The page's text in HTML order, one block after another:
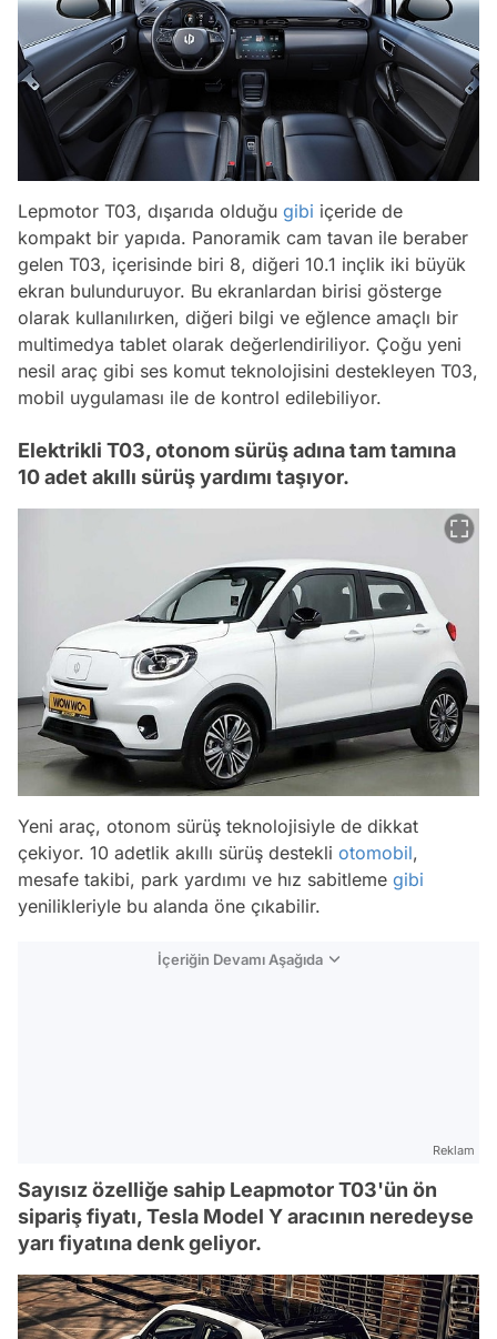
Lepmotor T03, dışarıda olduğu gibi içeride de
kompakt bir yapıda. Panoramik cam tavan ile beraber
gelen T03, içerisinde biri 8, diğeri 10.1 inçlik iki büyük
ekran bulunduruyor. Bu ekranlardan birisi gösterge
olarak kullanılırken, diğeri bilgi ve eğlence amaçlı bir
multimedya tablet olarak değerlendiriliyor. Çoğu yeni
nesil araç gibi ses komut teknolojisini destekleyen T03,
mobil uygulaması ile de kontrol edilebiliyor.
Elektrikli T03, otonom sürüş adına tam tamına
10 adet akıllı sürüş yardımı taşıyor.
Yeni araç, otonom sürüş teknolojisiyle de dikkat
çekiyor. 10 adetlik akıllı sürüş destekli otomobil,
mesafe takibi, park yardımı ve hız sabitleme gibi
yenilikleriyle bu alanda öne çıkabilir.
İçeriğin Devamı Aşağıda
Reklam
Sayısız özelliğe sahip Leapmotor T03'ün ön
sipariş fiyatı, Tesla Model Y aracının neredeyse
yarı fiyatına denk geliyor.